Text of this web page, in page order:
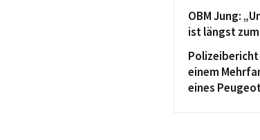
OBM Jung:
ist längst
Polizeibericht
einem
eines